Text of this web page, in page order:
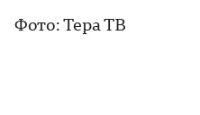
Фото: Тера ТВ